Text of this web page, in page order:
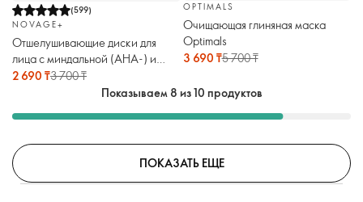
(599)
NOVAGE+
Отшелушивающие диски для
лица c миндальной (AHA-) и
салициловой (BHA-) кислотами
2 690 ₸3 700 ₸
OPTIMALS
Очищающая глиняная маска
Optimals
3 690 ₸5 700 ₸
Показываем 8 из 10 продуктов
ПОКАЗАТЬ ЕЩЕ